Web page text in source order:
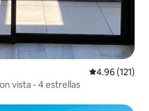
Calificación
4.96 (121)
Magnifico apartamento con vista - 4 estrellas